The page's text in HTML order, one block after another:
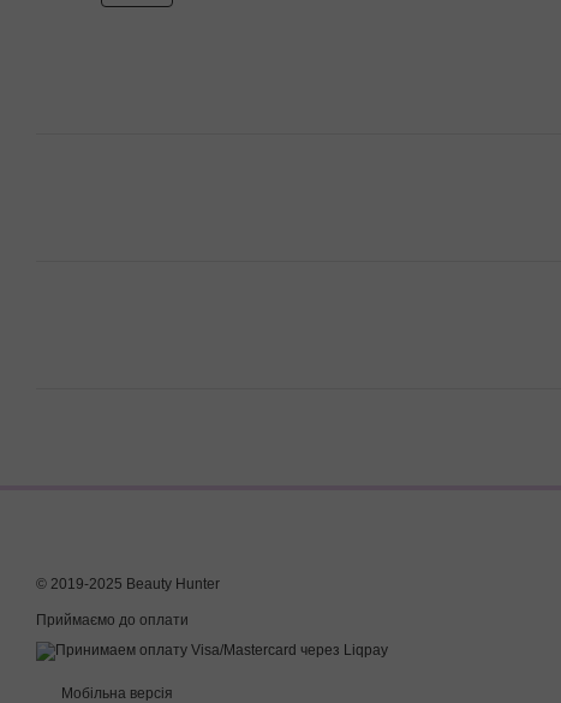
© 2019-2025 Beauty Hunter
Приймаємо до оплати
Мобільна версія